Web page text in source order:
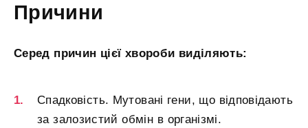
Причини
Серед причин цієї хвороби виділяють:
Спадковість. Мутовані гени, що відповідають
за залозистий обмін в організмі.